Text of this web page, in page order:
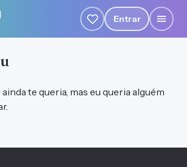
Entrar
te queria, mas eu queria alguém